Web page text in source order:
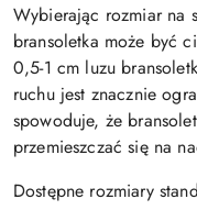
Wybierając rozmiar na
bransoletka może być
0,5-1 cm luzu
ruchu jest znacznie
spowoduje, że
przemieszczać się na
Dostępne rozmiary